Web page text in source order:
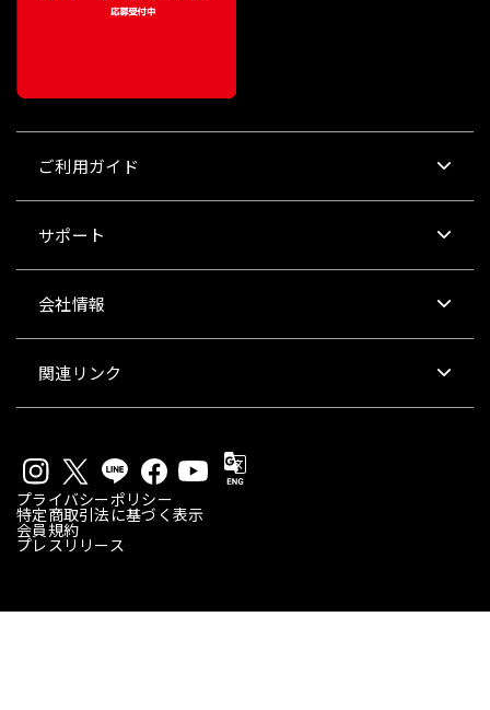
ご利用ガイド
サポート
会社情報
関連リンク
プライバシーポリシー
特定商取引法に基づく表示
会員規約
プレスリリース